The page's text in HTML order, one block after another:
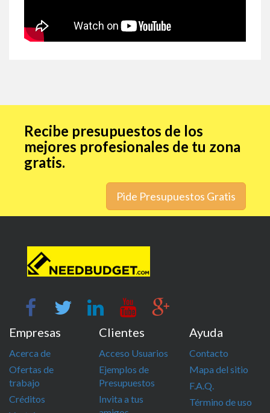
Recibe presupuestos de los
mejores profesionales de tu zona
gratis.
Pide Presupuestos Gratis
Empresas
Acerca de
Ofertas de
trabajo
Créditos
Clientes
Acceso Usuarios
Ejemplos de
Presupuestos
Invita a tus
Ayuda
Contacto
Mapa del sitio
F.A.Q.
Término de uso